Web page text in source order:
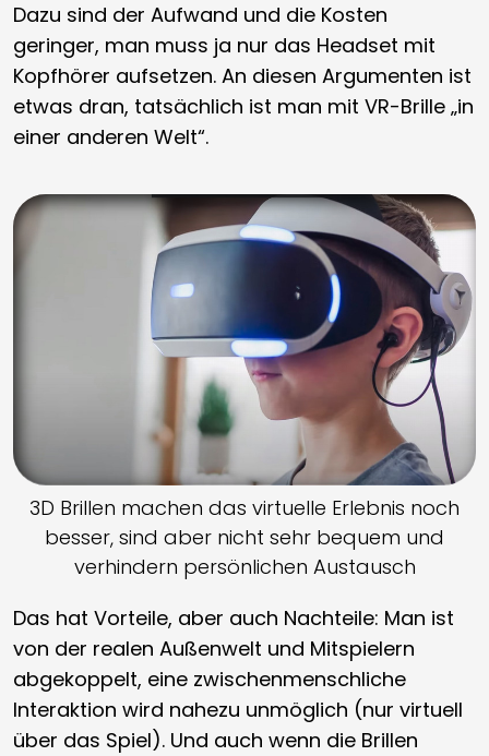
Dazu sind der Aufwand und die Kosten
geringer, man muss ja nur das Headset mit
Kopfhörer aufsetzen. An diesen Argumenten ist
etwas dran, tatsächlich ist man mit VR-Brille „in
einer anderen Welt“.
3D Brillen machen das virtuelle Erlebnis noch
besser, sind aber nicht sehr bequem und
verhindern persönlichen Austausch
Das hat Vorteile, aber auch Nachteile: Man ist
von der realen Außenwelt und Mitspielern
abgekoppelt, eine zwischenmenschliche
Interaktion wird nahezu unmöglich (nur virtuell
über das Spiel). Und auch wenn die Brillen